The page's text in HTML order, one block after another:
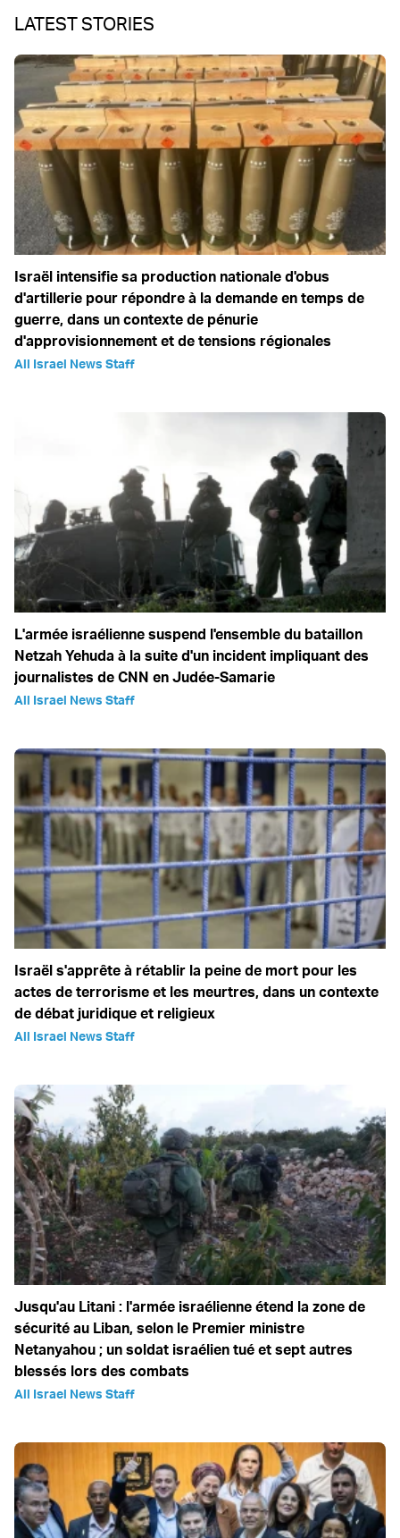
LATEST STORIES
Israël intensifie sa production nationale d'obus
d'artillerie pour répondre à la demande en temps de
guerre, dans un contexte de pénurie
d'approvisionnement et de tensions régionales
All Israel News Staff
L'armée israélienne suspend l'ensemble du bataillon
Netzah Yehuda à la suite d'un incident impliquant des
journalistes de CNN en Judée-Samarie
All Israel News Staff
Israël s'apprête à rétablir la peine de mort pour les
actes de terrorisme et les meurtres, dans un contexte
de débat juridique et religieux
All Israel News Staff
Jusqu'au Litani : l'armée israélienne étend la zone de
sécurité au Liban, selon le Premier ministre
Netanyahou ; un soldat israélien tué et sept autres
blessés lors des combats
All Israel News Staff